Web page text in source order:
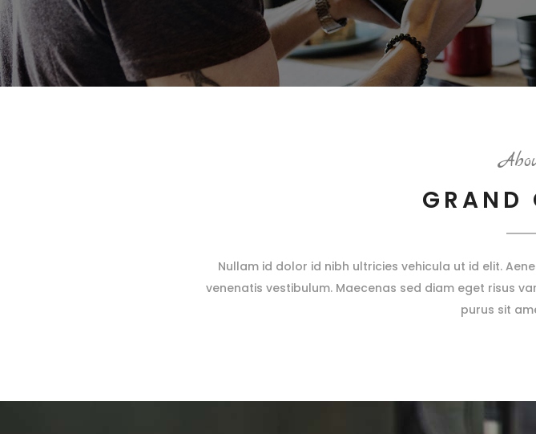
GRAND
Nullam id dolor id nibh ultricies vehicula ut id elit.
venenatis vestibulum. Maecenas sed diam eget risus
purus sit